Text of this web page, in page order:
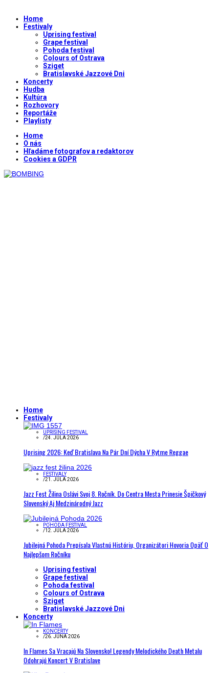
Home
Festivaly
Uprising festival
Grape festival
Pohoda festival
Colours of Ostrava
Sziget
Bratislavské Jazzové Dni
Koncerty
Hudba
Kultúra
Rozhovory
Reportáže
Playlisty
Home
O nás
Hľadáme fotografov a redaktorov
Cookies a GDPR
Home
Festivaly
UPRISING FESTIVAL
/24. JÚLA 2026
Uprising 2026: Keď Bratislava Na Pár Dní Dýcha V Rytme Reggae
FESTIVALY
/21. JÚLA 2026
Jazz Fest Žilina Oslávi Svoj 8. Ročník. Do Centra Mesta Prinesie Špičkový
Slovenský Aj Medzinárodný Jazz
POHODA FESTIVAL
/12. JÚLA 2026
Jubilejná Pohoda Prepísala Vlastnú Históriu, Organizátori Hovoria Opäť O
Najlepšom Ročníku
Uprising festival
Grape festival
Pohoda festival
Colours of Ostrava
Sziget
Bratislavské Jazzové Dni
Koncerty
KONCERTY
/26. JÚNA 2026
In Flames Sa Vracajú Na Slovensko! Legendy Melodického Death Metalu
Odohrajú Koncert V Bratislave